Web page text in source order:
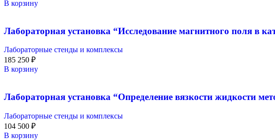
В корзину
Лабораторная установка “Исследование магнитного поля в
Лабораторные стенды и комплексы
185 250 ₽
В корзину
Лабораторная установка “Определение вязкости жидкости
Лабораторные стенды и комплексы
104 500 ₽
В корзину